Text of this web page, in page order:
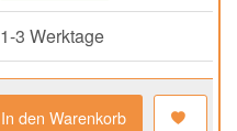
1-3 Werktage
In den Warenkorb